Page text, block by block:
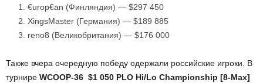
€urop€an (Финляндия) — $297 450
XingsMaster (Германия) — $189 885
reno8 (Великобритания) — $176 000
Также вчера очередную победу одержали российские игроки. В
турнире WCOOP-36 $1 050 PLO Hi/Lo Championship [8-Max]